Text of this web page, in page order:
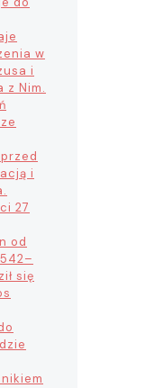
w
i
z Nim.
i
27
od
się